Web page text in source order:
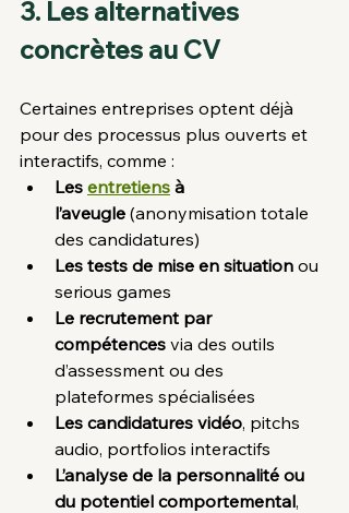
3. Les alternatives
concrètes au CV
Certaines entreprises optent déjà
pour des processus plus ouverts et
interactifs, comme :
Les entretiens à
l’aveugle (anonymisation totale
des candidatures)
Les tests de mise en situation ou
serious games
Le recrutement par
compétences via des outils
d’assessment ou des
plateformes spécialisées
Les candidatures vidéo, pitchs
audio, portfolios interactifs
L’analyse de la personnalité ou
du potentiel comportemental,